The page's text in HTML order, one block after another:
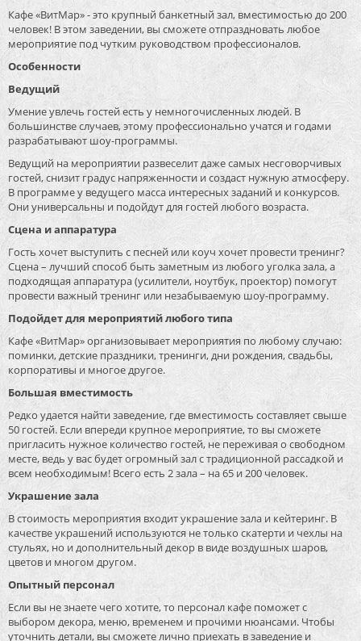
Кафе «ВитМар» - это крупный банкетный зал, вместимостью до 200
человек! В этом заведении, вы сможете отпраздновать любое
мероприятие под чутким руководством профессионалов.
Особенности
Ведущий
Умение увлечь гостей есть у немногочисленных людей. В
большинстве случаев, этому профессионально учатся и годами
разрабатывают шоу-программы.
Ведущий на мероприятии развеселит даже самых несговорчивых
гостей, снизит градус напряженности и создаст нужную атмосферу.
В программе у ведущего масса интересных заданий и конкурсов.
Они универсальны и подойдут для гостей любого возраста.
Сцена и аппаратура
Гость хочет выступить с песней или коуч хочет провести тренинг?
Сцена – лучший способ быть заметным из любого уголка зала, а
подходящая аппаратура (усилители, ноутбук, проектор) помогут
провести важный тренинг или незабываемую шоу-программу.
Подойдет для мероприятий любого типа
Кафе «ВитМар» организовывает мероприятия по любому случаю:
поминки, детские праздники, тренинги, дни рождения, свадьбы,
корпоративы и многое другое.
Большая вместимость
Редко удается найти заведение, где вместимость составляет свыше
50 гостей. Если впереди крупное мероприятие, то вы сможете
пригласить нужное количество гостей, не переживая о свободном
месте, ведь у вас будет огромный зал с традиционной рассадкой и
всем необходимым! Всего есть 2 зала – на 65 и 200 человек.
Украшение зала
В стоимость мероприятия входит украшение зала и кейтеринг. В
качестве украшений используются не только скатерти и чехлы на
стульях, но и дополнительный декор в виде воздушных шаров,
цветов и многом другом.
Опытный персонал
Если вы не знаете чего хотите, то персонал кафе поможет с
выбором декора, меню, временем и прочими нюансами. Чтобы
уточнить детали, вы сможете лично приехать в заведение и